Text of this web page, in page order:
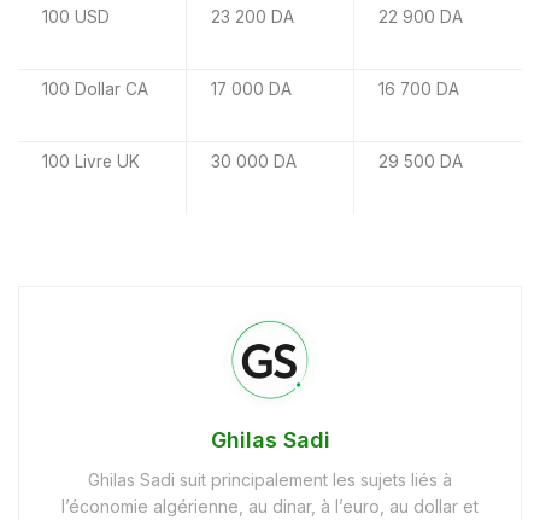
100 USD 23 200 DA 22 900 DA
100 Dollar CA 17 000 DA 16 700 DA
100 Livre UK 30 000 DA 29 500 DA
Ghilas Sadi
Ghilas Sadi suit principalement les sujets liés à
l’économie algérienne, au dinar, à l’euro, au dollar et